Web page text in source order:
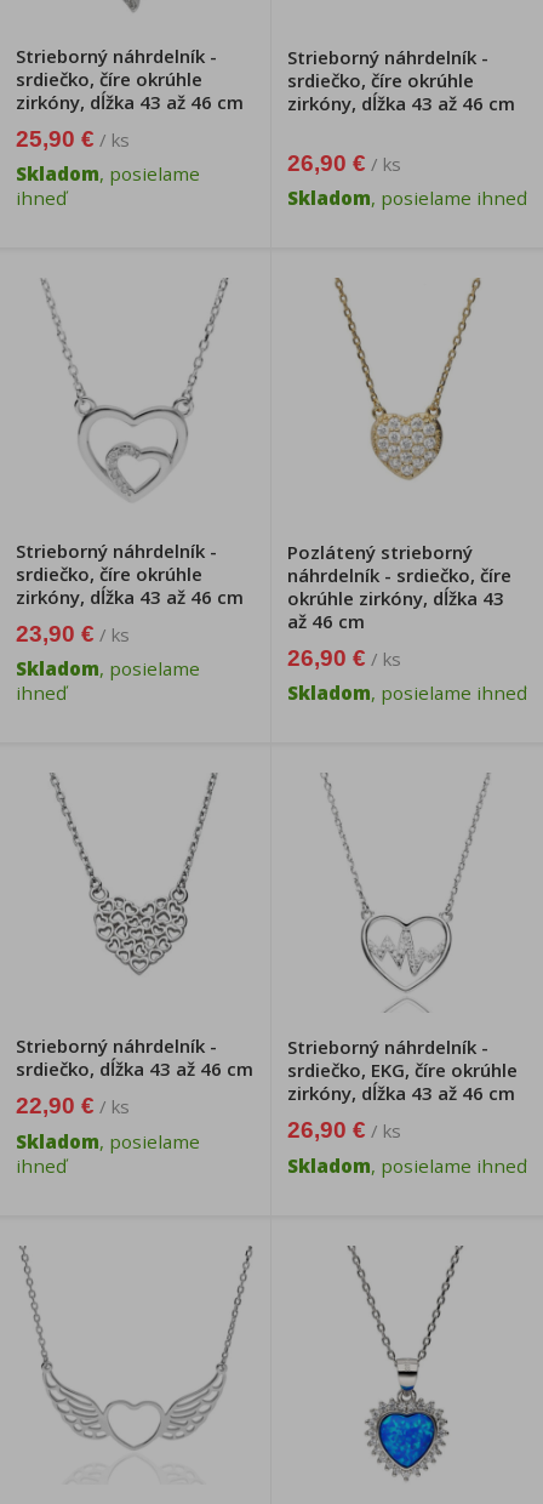
Strieborný náhrdelník -
srdiečko, číre okrúhle
zirkóny, dĺžka 43 až 46 cm
25,90 € / ks
Skladom, posielame
ihneď
Strieborný náhrdelník -
srdiečko, číre okrúhle
zirkóny, dĺžka 43 až 46 cm
26,90 € / ks
Skladom, posielame ihneď
Strieborný náhrdelník -
srdiečko, číre okrúhle
zirkóny, dĺžka 43 až 46 cm
23,90 € / ks
Skladom, posielame
ihneď
Pozlátený strieborný
náhrdelník - srdiečko, číre
okrúhle zirkóny, dĺžka 43
až 46 cm
26,90 € / ks
Skladom, posielame ihneď
Strieborný náhrdelník -
srdiečko, dĺžka 43 až 46 cm
22,90 € / ks
Skladom, posielame
ihneď
Strieborný náhrdelník -
srdiečko, EKG, číre okrúhle
zirkóny, dĺžka 43 až 46 cm
26,90 € / ks
Skladom, posielame ihneď